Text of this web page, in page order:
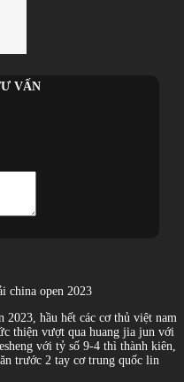
VẤN
china open 2023
hầu hết các cơ thủ việt nam
thiện vượt qua huang jia jun với
với tỷ số 9-4 thì thành kiên,
trước 2 tay cơ trung quốc lin